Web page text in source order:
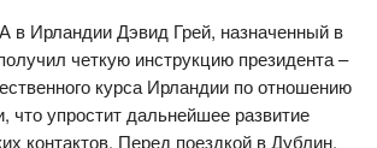
Ирландии Дэвид Грей, назначенный в
четкую инструкцию президента –
курса Ирландии по отношению
что упростит дальнейшее развитие
контактов. Перед поездкой в Дублин,